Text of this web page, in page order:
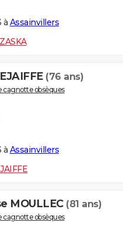
à Assainvillers
(76 ans)
cagnotte obsèques
à Assainvillers
MOULLEC (81 ans)
cagnotte obsèques